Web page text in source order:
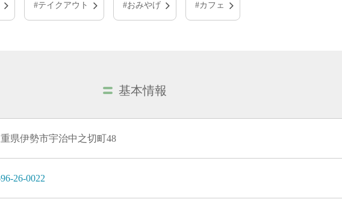
#テイクアウト #おみやげ #カフェ
基本情報
県伊勢市宇治中之切町48
26-0022